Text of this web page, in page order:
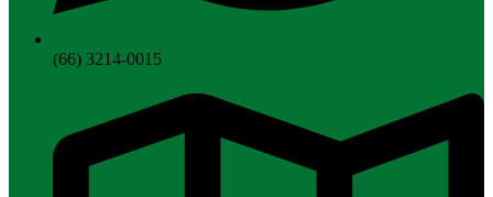
(66) 3214-0015